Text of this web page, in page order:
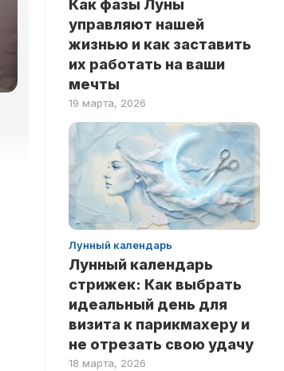
ЛЮБОВЬ
ЭРУДИЦИЮ
ЗНАМЕНИТОСТЯМ
ЗДОРОВЬЕ
РИТУАЛЫ
Как фазы Луны
управляют нашей
жизнью и как заставить
их работать на ваши
мечты
19 марта, 2026
Лунный календарь
Лунный календарь
стрижек: Как выбрать
идеальный день для
визита к парикмахеру и
не отрезать свою удачу
18 марта, 2026